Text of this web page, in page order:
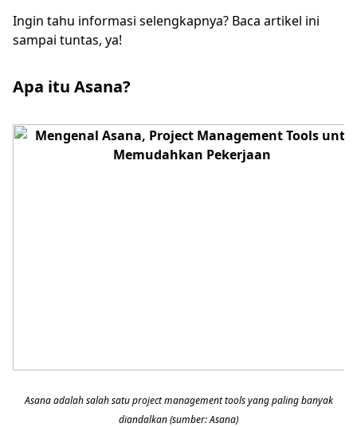
Ingin tahu informasi selengkapnya? Baca artikel ini
sampai tuntas, ya!
Apa itu Asana?
Asana adalah salah satu project management tools yang paling banyak
diandalkan (sumber: Asana)